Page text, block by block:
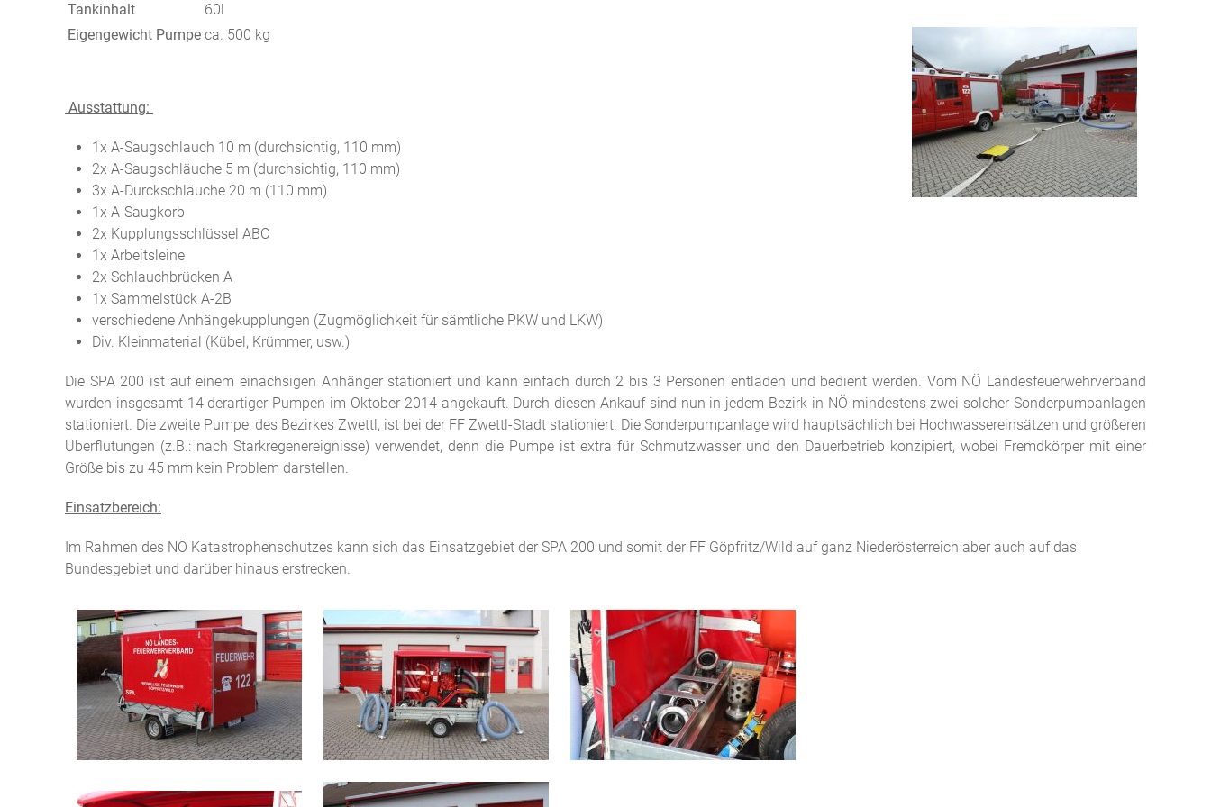
Tankinhalt
60l
Eigengewicht Pumpe ca. 500 kg
Ausstattung:
1x A-Saugschlauch 10 m (durchsichtig, 110 mm)
2x A-Saugschläuche 5 m (durchsichtig, 110 mm)
3x A-Durckschläuche 20 m (110 mm)
1x A-Saugkorb
2x Kupplungsschlüssel ABC
1x Arbeitsleine
2x Schlauchbrücken A
1x Sammelstück A-2B
verschiedene Anhängekupplungen (Zugmöglichkeit für sämtliche PKW und LKW)
Div. Kleinmaterial (Kübel, Krümmer, usw.)
Die SPA 200 ist auf einem einachsigen Anhänger stationiert und kann einfach durch 2 bis 3 Personen entladen und bedient werden. Vom NÖ Landesfeuerwehrverband
wurden insgesamt 14 derartiger Pumpen im Oktober 2014 angekauft. Durch diesen Ankauf sind nun in jedem Bezirk in NÖ mindestens zwei solcher Sonderpumpanlagen
stationiert. Die zweite Pumpe, des Bezirkes Zwettl, ist bei der FF Zwettl-Stadt stationiert. Die Sonderpumpanlage wird hauptsächlich bei Hochwassereinsätzen und größeren
Überflutungen (z.B.: nach Starkregenereignisse) verwendet, denn die Pumpe ist extra für Schmutzwasser und den Dauerbetrieb konzipiert, wobei Fremdkörper mit einer
Größe bis zu 45 mm kein Problem darstellen.
Einsatzbereich:
Im Rahmen des NÖ Katastrophenschutzes kann sich das Einsatzgebiet der SPA 200 und somit der FF Göpfritz/Wild auf ganz Niederösterreich aber auch auf das
Bundesgebiet und darüber hinaus erstrecken.